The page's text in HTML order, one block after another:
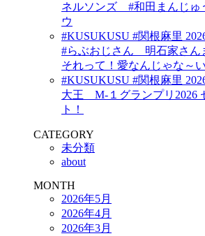
ネルソンズ #和田まんじ
ウ
#KUSUKUSU #関根麻里
#らぶおじさん 明石家さん
それって！愛なんじゃな～
#KUSUKUSU #関根麻里
大王 M-１グランプリ2026
ト！
CATEGORY
未分類
about
MONTH
2026年5月
2026年4月
2026年3月